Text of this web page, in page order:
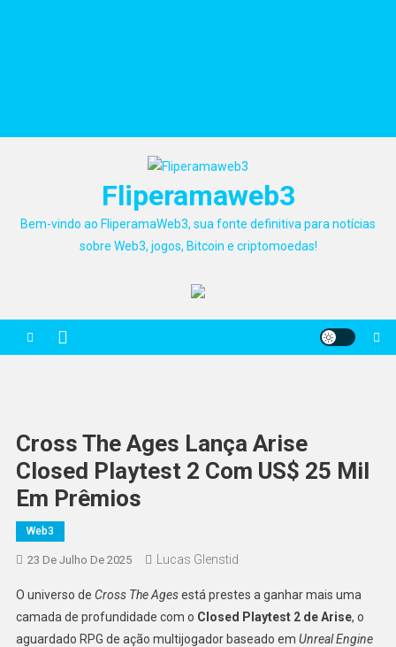
Fliperamaweb3
Bem-vindo ao FliperamaWeb3, sua fonte definitiva para notícias
sobre Web3, jogos, Bitcoin e criptomoedas!
Cross The Ages Lança Arise
Closed Playtest 2 Com US$ 25 Mil
Em Prêmios
Web3
23 De Julho De 2025 Lucas Glenstid
O universo de Cross The Agesestá prestes a ganhar mais uma
camada de profundidade com o Closed Playtest 2 de Arise, o
aguardado RPG de ação multijogador baseado em Unreal Engine